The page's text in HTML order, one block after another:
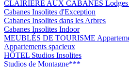
CLAIRIÈRE AUX CABANES
Cabanes Insolites d'Exception
Cabanes Insolites dans les Arbres
Cabanes Insolites Indoor
MEUBLÉS DE TOURISME
Appartements spacieux
HÔTEL Studios Insolites
Studios de Montagne***